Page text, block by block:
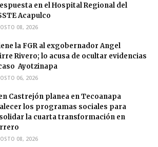
en el Hospital Regional del
Acapulco
08, 2026
la FGR al exgobernador Angel
Rivero; lo acusa de ocultar evidencias
Ayotzinapa
06, 2026
Castrejón planea en Tecoanapa
los programas sociales para
la cuarta transformación en
08, 2026